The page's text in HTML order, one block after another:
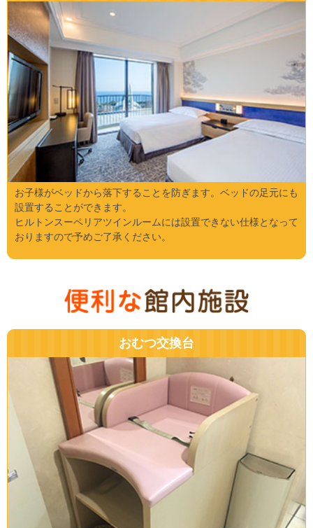
お子様がベッドから落下することを防ぎます。ベッドの足元にも
設置することができます。
ヒルトンスーペリアツインルームには設置できない仕様となって
おりますので予めご了承ください。
おむつ交換台